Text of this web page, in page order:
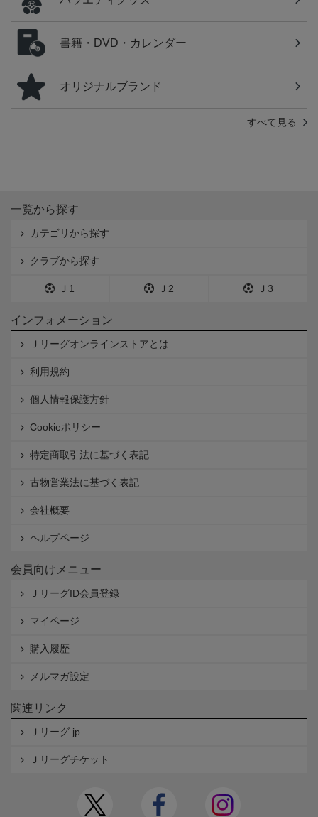
書籍・DVD・カレンダー
オリジナルブランド
すべて見る
一覧から探す
カテゴリから探す
クラブから探す
Ｊ1 Ｊ2 Ｊ3
インフォメーション
Ｊリーグオンラインストアとは
利用規約
個人情報保護方針
Cookieポリシー
特定商取引法に基づく表記
古物営業法に基づく表記
会社概要
ヘルプページ
会員向けメニュー
ＪリーグID会員登録
マイページ
購入履歴
メルマガ設定
関連リンク
Ｊリーグ.jp
Ｊリーグチケット